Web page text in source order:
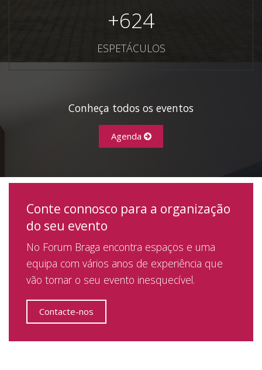
+624
ESPETÁCULOS
Conheça todos os eventos
Agenda
Conte connosco para a organização
do seu evento
No Forum Braga encontra espaços e uma
equipa com vários anos de experiência que
vão tornar o seu evento inesquecível.
Contacte-nos